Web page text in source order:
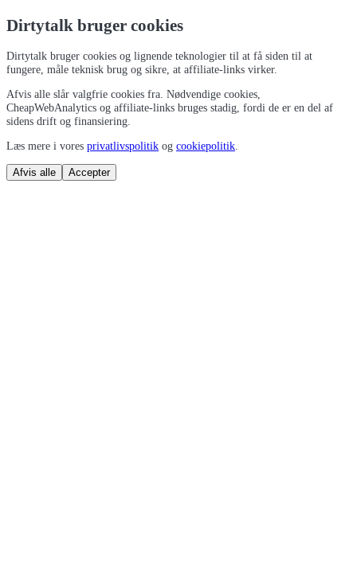
Dirtytalk bruger cookies
Dirtytalk bruger cookies og lignende teknologier til at få siden til at
fungere, måle teknisk brug og sikre, at affiliate-links virker.
Afvis alle slår valgfrie cookies fra. Nødvendige cookies,
CheapWebAnalytics og affiliate-links bruges stadig, fordi de er en del af
sidens drift og finansiering.
Læs mere i vores privatlivspolitik og cookiepolitik.
Afvis alle Accepter